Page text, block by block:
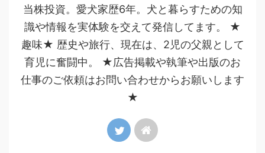
当株投資。愛犬家歴6年。犬と暮らすための知
識や情報を実体験を交えて発信してます。 ★
趣味★ 歴史や旅行、現在は、2児の父親として
育児に奮闘中。 ★広告掲載や執筆や出版のお
仕事のご依頼はお問い合わせからお願いします
★